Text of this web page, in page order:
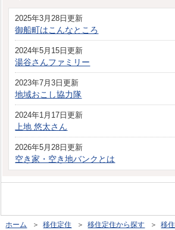
2025年3月28日更新
御船町はこんなところ
2024年5月15日更新
湯谷さんファミリー
2023年7月3日更新
地域おこし協力隊
2024年1月17日更新
上地 悠太さん
2026年5月28日更新
空き家・空き地バンクとは
ホーム ＞移住定住 ＞移住定住から探す ＞移